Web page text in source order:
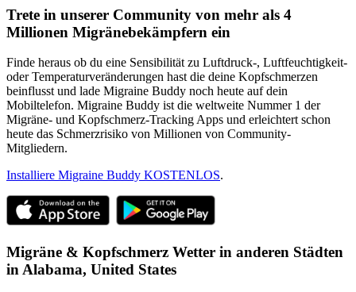
Trete in unserer Community von mehr als 4
Millionen Migränebekämpfern ein
Finde heraus ob du eine Sensibilität zu Luftdruck-, Luftfeuchtigkeit-
oder Temperaturveränderungen hast die deine Kopfschmerzen
beinflusst und lade Migraine Buddy noch heute auf dein
Mobiltelefon. Migraine Buddy ist die weltweite Nummer 1 der
Migräne- und Kopfschmerz-Tracking Apps und erleichtert schon
heute das Schmerzrisiko von Millionen von Community-
Mitgliedern.
Installiere Migraine Buddy KOSTENLOS.
Migräne & Kopfschmerz Wetter in anderen Städten
in Alabama, United States